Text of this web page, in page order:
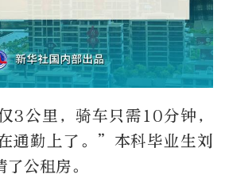
3公里，骑车只需10分钟，
通勤上了。”本科毕业生刘
公租房。